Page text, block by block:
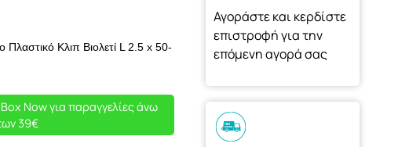
Πλαστικό Κλιπ Βιολετί L 2.5 x 50-
Now για παραγγελίες άνω
39€
Αγοράστε και κερδίστε
επιστροφή για την
επόμενη αγορά σας